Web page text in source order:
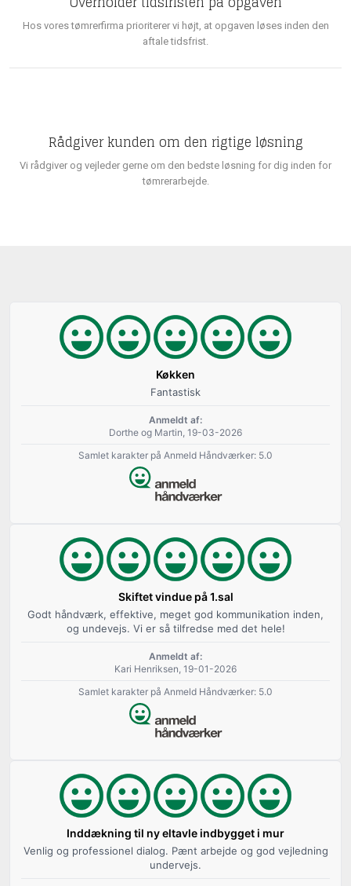
Hos vores tømrerfirma prioriterer vi højt, at opgaven løses inden den
aftale tidsfrist.
Rådgiver kunden om den rigtige løsning
Vi rådgiver og vejleder gerne om den bedste løsning for dig inden for
tømrerarbejde.
Køkken
Fantastisk
Anmeldt af:
Dorthe og Martin, 19-03-2026
Samlet karakter på Anmeld Håndværker: 5.0
Skiftet vindue på 1.sal
Godt håndværk, effektive, meget god kommunikation inden,
og undevejs. Vi er så tilfredse med det hele!
Anmeldt af:
Kari Henriksen, 19-01-2026
Samlet karakter på Anmeld Håndværker: 5.0
Inddækning til ny eltavle indbygget i mur
Venlig og professionel dialog. Pænt arbejde og god vejledning
undervejs.